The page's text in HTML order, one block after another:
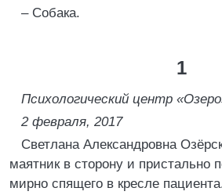
– Собака.
1
Психологический центр
2 февраля, 2017
Светлана Александровна
маятник в сторону и пристально
мирно спящего в кресле